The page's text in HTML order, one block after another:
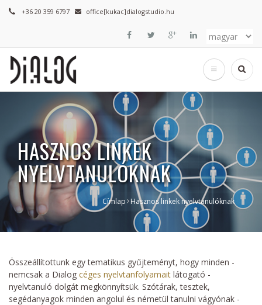
Ugrás +36 20 359 6797 office[kukac]dialogstudio.hu
Select
your
language
Keresés
HASZNOS LINKEK
NYELVTANULÓKNAK
Morzsa Címlap Hasznos linkek nyelvtanulóknak
Összeállítottunk egy tematikus gyűjteményt, hogy minden -
nemcsak a Dialog céges nyelvtanfolyamait látogató -
nyelvtanuló dolgát megkönnyítsük. Szótárak, tesztek,
segédanyagok minden angolul és németül tanulni vágyónak -